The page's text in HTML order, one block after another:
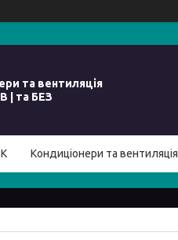
та вентиляція
| та БЕЗ
Кондиціонери та вентиляція